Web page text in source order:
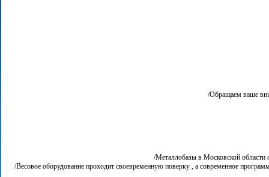
Обращаем ваше
Металлобазы в Московской области
Весовое оборудование проходит своевременную поверку , а современное